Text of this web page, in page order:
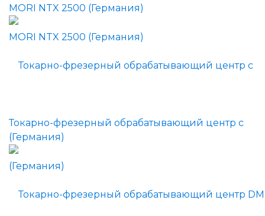
MORI NTX 2500 (Германия)
Токарно-фрезерный обрабатывающий центр с
(Германия)